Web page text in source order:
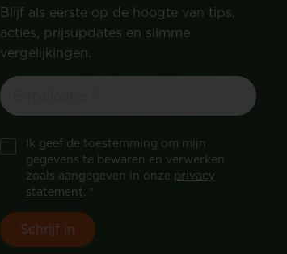
Blijf als eerste op de hoogte van tips,
acties, prijsupdates en slimme
vergelijkingen.
Ik geef de toestemming om mijn
gegevens te bewaren en verwerken
zoals aangegeven in onze privacy
statement. *
Schrijf in